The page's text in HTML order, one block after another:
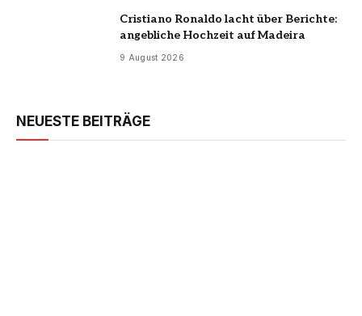
Cristiano Ronaldo lacht über Berichte:
angebliche Hochzeit auf Madeira
9 August 2026
NEUESTE BEITRÄGE